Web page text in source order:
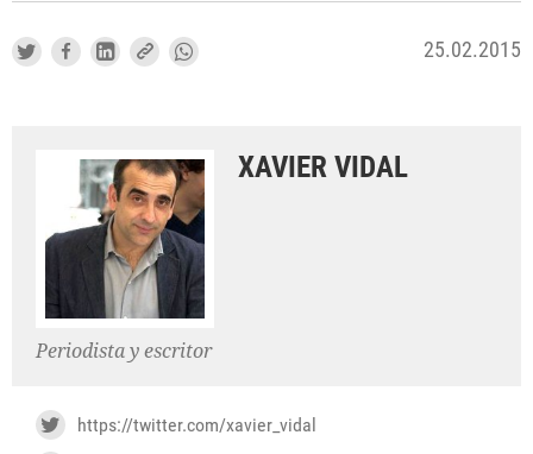
25.02.2015
XAVIER VIDAL
Periodista y escritor
https://twitter.com/xavier_vidal